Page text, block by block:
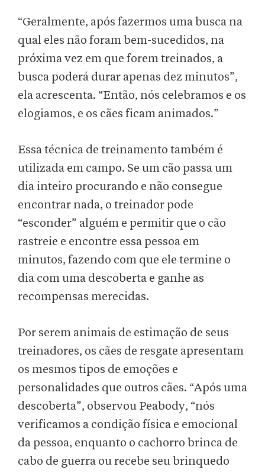
“Geralmente, após fazermos uma busca na
qual eles não foram bem-sucedidos, na
próxima vez em que forem treinados, a
busca poderá durar apenas dez minutos”,
ela acrescenta. “Então, nós celebramos e os
elogiamos, e os cães ficam animados.”
Essa técnica de treinamento também é
utilizada em campo. Se um cão passa um
dia inteiro procurando e não consegue
encontrar nada, o treinador pode
“esconder” alguém e permitir que o cão
rastreie e encontre essa pessoa em
minutos, fazendo com que ele termine o
dia com uma descoberta e ganhe as
recompensas merecidas.
Por serem animais de estimação de seus
treinadores, os cães de resgate apresentam
os mesmos tipos de emoções e
personalidades que outros cães. “Após uma
descoberta”, observou Peabody, “nós
verificamos a condição física e emocional
da pessoa, enquanto o cachorro brinca de
cabo de guerra ou recebe seu brinquedo